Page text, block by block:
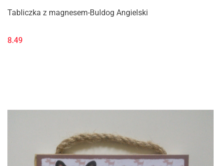
Tabliczka z magnesem-Buldog Angielski
8.49